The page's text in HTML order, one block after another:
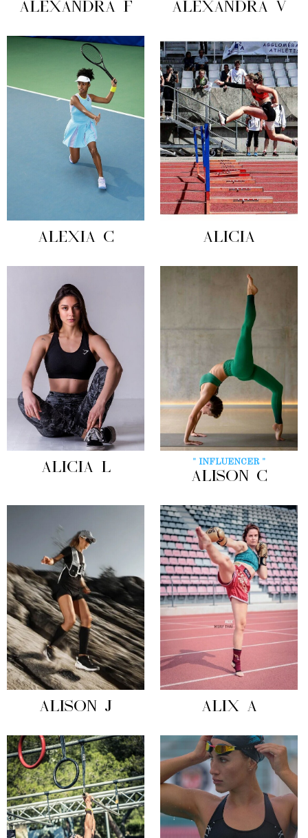
ALEXANDRA F ALEXANDRA V
ALEXIA C ALICIA
ALICIA L " INFLUENCER "
ALISON C
ALISON J ALIX A